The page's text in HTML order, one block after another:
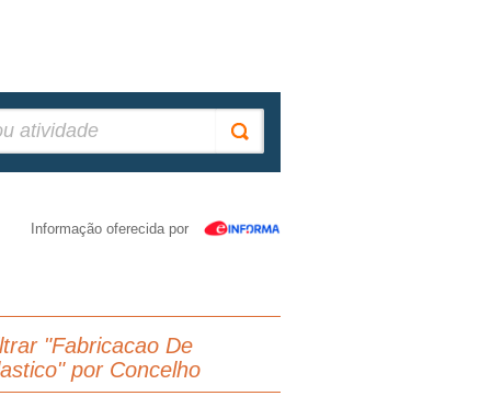
Informação oferecida por
"Fabricacao De
por Concelho